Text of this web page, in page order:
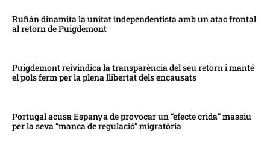
Rufián dinamita la unitat independentista amb un atac frontal
al retorn de Puigdemont
Puigdemont reivindica la transparència del seu retorn i manté
el pols ferm per la plena llibertat dels encausats
Portugal acusa Espanya de provocar un “efecte crida” massiu
per la seva “manca de regulació” migratòria